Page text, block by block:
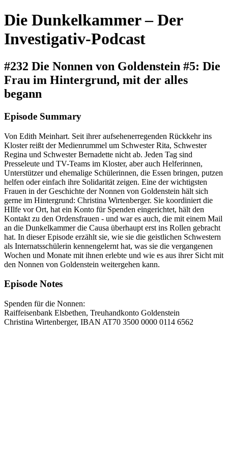
Die Dunkelkammer – Der
Investigativ-Podcast
#232 Die Nonnen von Goldenstein #5: Die
Frau im Hintergrund, mit der alles
begann
Episode Summary
Von Edith Meinhart. Seit ihrer aufsehenerregenden Rückkehr ins
Kloster reißt der Medienrummel um Schwester Rita, Schwester
Regina und Schwester Bernadette nicht ab. Jeden Tag sind
Presseleute und TV-Teams im Kloster, aber auch Helferinnen,
Unterstützer und ehemalige Schülerinnen, die Essen bringen, putzen
helfen oder einfach ihre Solidarität zeigen. Eine der wichtigsten
Frauen in der Geschichte der Nonnen von Goldenstein hält sich
gerne im Hintergrund: Christina Wirtenberger. Sie koordiniert die
HIlfe vor Ort, hat ein Konto für Spenden eingerichtet, hält den
Kontakt zu den Ordensfrauen - und war es auch, die mit einem Mail
an die Dunkelkammer die Causa überhaupt erst ins Rollen gebracht
hat. In dieser Episode erzählt sie, wie sie die geistlichen Schwestern
als Internatsschülerin kennengelernt hat, was sie die vergangenen
Wochen und Monate mit ihnen erlebte und wie es aus ihrer Sicht mit
den Nonnen von Goldenstein weitergehen kann.
Episode Notes
Spenden für die Nonnen:
Raiffeisenbank Elsbethen, Treuhandkonto Goldenstein
Christina Wirtenberger, IBAN AT70 3500 0000 0114 6562